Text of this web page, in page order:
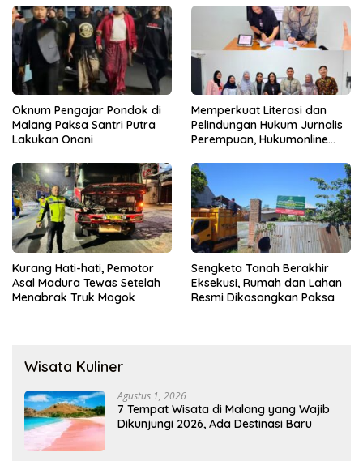
Oknum Pengajar Pondok di
Malang Paksa Santri Putra
Lakukan Onani
Memperkuat Literasi dan
Pelindungan Hukum Jurnalis
Perempuan, Hukumonline
Gratis
Kurang Hati-hati, Pemotor
Asal Madura Tewas Setelah
Menabrak Truk Mogok
Sengketa Tanah Berakhir
Eksekusi, Rumah dan Lahan
Resmi Dikosongkan Paksa
Wisata Kuliner
Agustus 1, 2026
7 Tempat Wisata di Malang yang Wajib
Dikunjungi 2026, Ada Destinasi Baru